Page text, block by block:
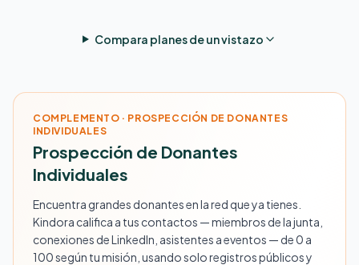
Compara planes de un vistazo
COMPLEMENTO · PROSPECCIÓN DE DONANTES
INDIVIDUALES
Prospección de Donantes
Individuales
Encuentra grandes donantes en la red que ya tienes.
Kindora califica a tus contactos — miembros de la junta,
conexiones de LinkedIn, asistentes a eventos — de 0 a
100 según tu misión, usando solo registros públicos y